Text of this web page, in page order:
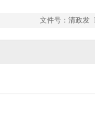
文件号：清政发